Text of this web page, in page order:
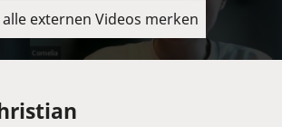
externen Videos merken